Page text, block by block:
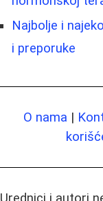
Najbolje i
i preporuke
O nama |